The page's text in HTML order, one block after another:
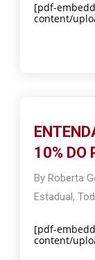
[pdf-
content/
10% DO
ByRoberta
Estadual,
[pdf-
content/